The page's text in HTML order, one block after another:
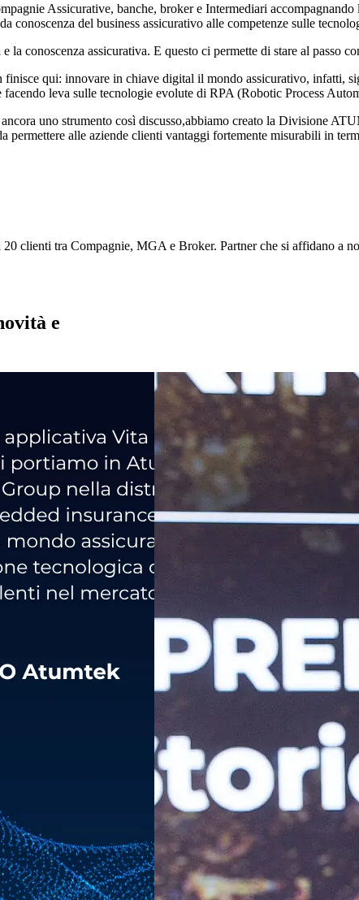
Assicurative, banche, broker e Intermediari
conoscenza del business assicurativo alle competenze sulle
la conoscenza assicurativa. E questo ci permette di stare al passo
qui: innovare in chiave digital il mondo assicurativo, infatti,
leva sulle tecnologie evolute di RPA (Robotic Process
uno strumento così discusso,abbiamo creato la Divisione
permettere alle aziende clienti vantaggi fortemente misurabili in
clienti tra Compagnie, MGA e Broker. Partner che si affidano a
e